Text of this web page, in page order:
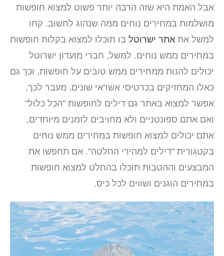
אבל האמת היא שזה הרבה יותר פשוט למצוא חופשות
מושלמות במחירים נוחים ממה שנהוג לחשוב. קחו
למשל את אתר ישרוטל בו תוכלו למצוא בקלות חופשות
במחירים ממש נוחים. למשל, חברי מועדון ישרוטל
יכולים להנות ממחירים ממש טובים על חופשות, וכך גם
כאלו המחזיקים בכרטיסי אשראי שונים. מעבר לכך,
אפשר למצוא באתר גם דילים לחופשות "הכל כלול"
ואם אתם ספונטניים ולא מחויבים לזמנים מיוחדים,
אתם יכולים למצוא חופשות במחירים ממש נוחים
בקטגורית "דילים למהירי החלטה". אם תחפשו את
המבצעים וההטבות תוכלו בהחלט למצוא חופשות
במחירים הוגנים ושווים לכל כיס.